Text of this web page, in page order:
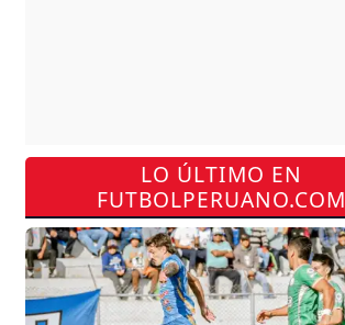
LO ÚLTIMO EN
FUTBOLPERUANO.COM